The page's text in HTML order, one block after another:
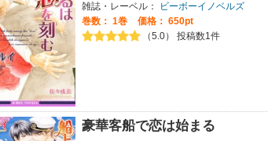
雑誌・レーベル：
ビーボーイノベルズ
巻数： 1巻
価格： 650pt
（5.0） 投稿数1件
豪華客船で恋は始まる